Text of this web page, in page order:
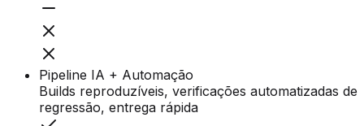
Pipeline IA + Automação
Builds reproduzíveis, verificações automatizadas de
regressão, entrega rápida